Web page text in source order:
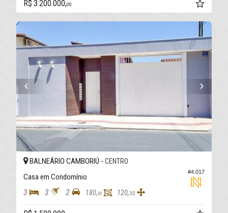
R$ 3.200.000,00
#4.017
BALNEÁRIO CAMBORIÚ - CENTRO
Casa em Condomínio
3 3 2 180,00 120,30